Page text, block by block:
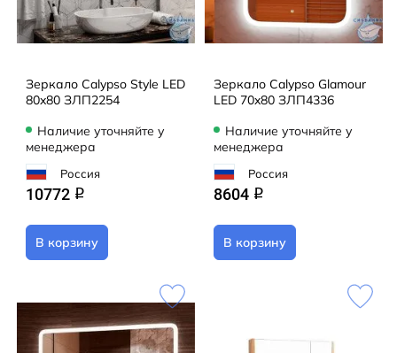
Зеркало Calypso Style LED
80x80 ЗЛП2254
Наличие уточняйте у
менеджера
Россия
10772 q
В корзину
Зеркало Calypso Glamour
LED 70x80 ЗЛП4336
Наличие уточняйте у
менеджера
Россия
8604 q
В корзину